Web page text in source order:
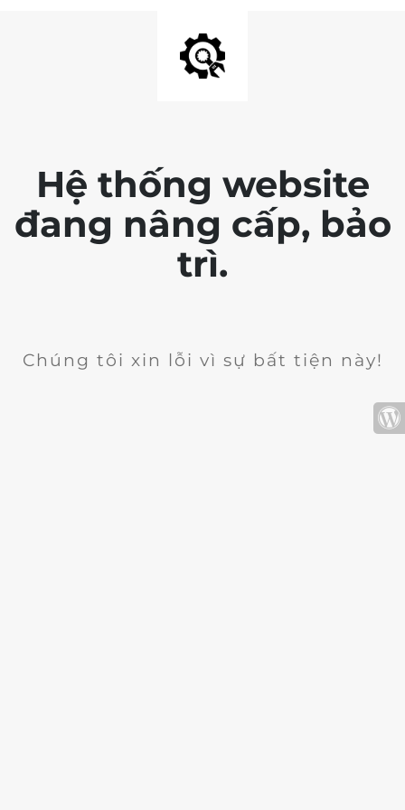
Hệ thống website
đang nâng cấp, bảo
trì.
Chúng tôi xin lỗi vì sự bất tiện này!